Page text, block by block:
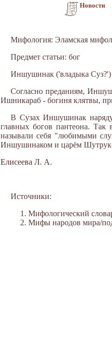
Новости
Мифология: Эламская
Предмет статьи: бог
Иншушинак ('владыка Суз?')
Согласно преданиям,
Ишникараб - богиня клятвы,
В Сузах Иншушинак
главных богов пантеона.
называли себя "любимыми
Иншушинаком и царём
Елисеева Л. А.
Источники:
Мифологический
Мифы народов мира/